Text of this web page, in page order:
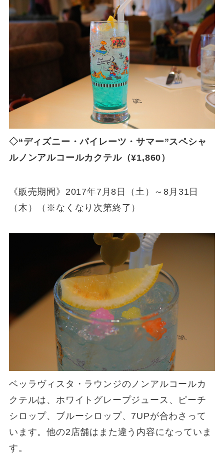
◇“ディズニー・パイレーツ・サマー”スペシャ
ルノンアルコールカクテル（¥1,860）
《販売期間》2017年7月8日（土）～8月31日
（木）（※なくなり次第終了）
ベッラヴィスタ・ラウンジのノンアルコールカ
クテルは、ホワイトグレープジュース、ピーチ
シロップ、ブルーシロップ、7UPが合わさって
います。他の2店舗はまた違う内容になっていま
す。